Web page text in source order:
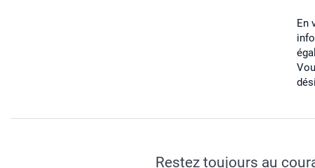
En
Restez toujours au